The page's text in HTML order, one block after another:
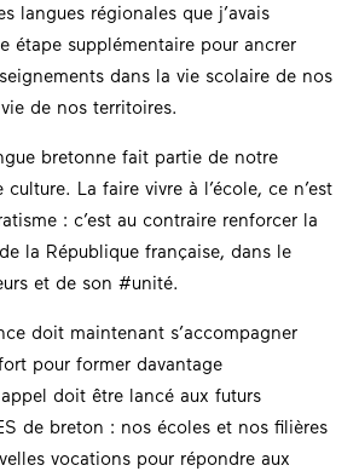
langues régionales que j’avais
étape supplémentaire pour ancrer
dans la vie scolaire de nos
de nos territoires.
bretonne fait partie de notre
La faire vivre à l’école, ce n’est
: c’est au contraire renforcer la
la République française, dans le
et de son #unité.
doit maintenant s’accompagner
pour former davantage
doit être lancé aux futurs
de breton : nos écoles et nos filières
vocations pour répondre aux